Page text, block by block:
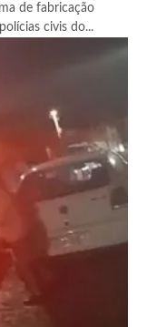
de fabricação
civis do...